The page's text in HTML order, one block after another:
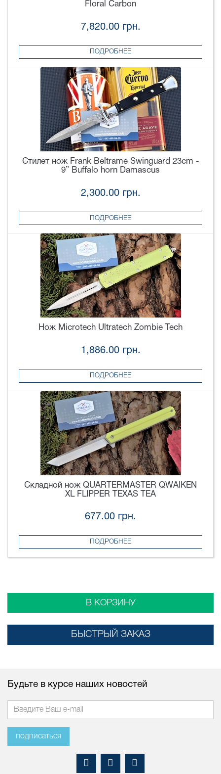
Floral Carbon
7,820.00 грн.
ПОДРОБНЕЕ
Стилет нож Frank Beltrame Swinguard 23cm -
9” Buffalo horn Damascus
2,300.00 грн.
ПОДРОБНЕЕ
Нож Microtech Ultratech Zombie Tech
1,886.00 грн.
ПОДРОБНЕЕ
Складной нож QUARTERMASTER QWAIKEN
XL FLIPPER TEXAS TEA
677.00 грн.
ПОДРОБНЕЕ
В КОРЗИНУ
БЫСТРЫЙ ЗАКАЗ
Будьте в курсе наших новостей
подписаться